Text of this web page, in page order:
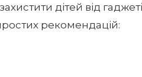
дітей від
рекомендацій: